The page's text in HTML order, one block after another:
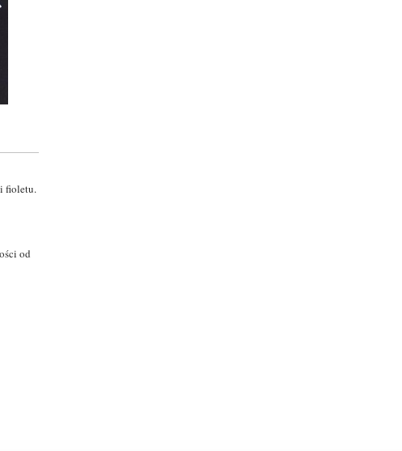
fioletu.
od